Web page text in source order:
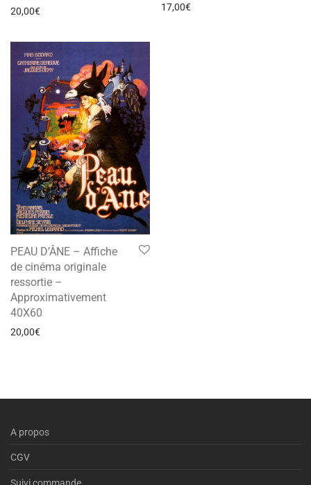
20,00€ 17,00€
PEAU D’ÂNE – Affiche
de cinéma originale
ressortie –
Approximativement
40X60
20,00€
A propos
CGV
Suivi commande